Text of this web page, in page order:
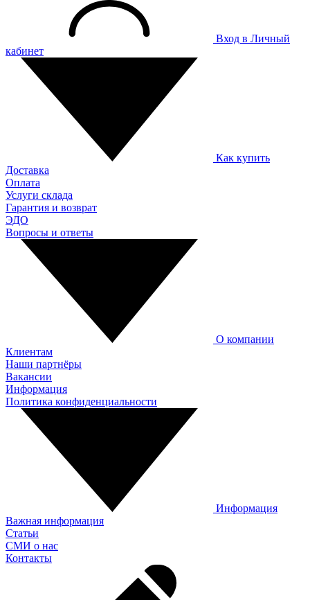
Вход в Личный
кабинет
Как купить
Доставка
Оплата
Услуги склада
Гарантия и возврат
ЭДО
Вопросы и ответы
О компании
Клиентам
Наши партнёры
Вакансии
Информация
Политика конфиденциальности
Информация
Важная информация
Статьи
СМИ о нас
Контакты